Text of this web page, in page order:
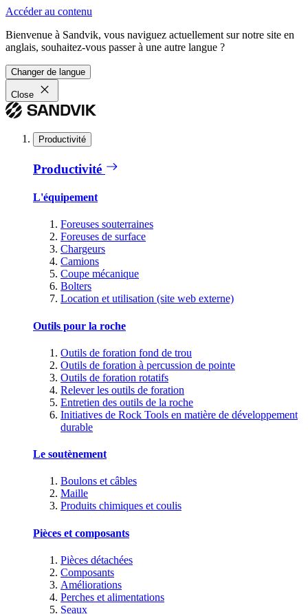
Accéder au contenu
Bienvenue à Sandvik, vous naviguez actuellement sur notre site en
anglais, souhaitez-vous passer à une autre langue ?
Changer de langue
Close
Productivité
Productivité
L'équipement
Foreuses souterraines
Foreuses de surface
Chargeurs
Camions
Coupe mécanique
Bolters
Location et utilisation (site web externe)
Outils pour la roche
Outils de foration fond de trou
Outils de foration à percussion de pointe
Outils de foration rotatifs
Relever les outils de foration
Entretien des outils de la roche
Initiatives de Rock Tools en matière de développement
durable
Le soutènement
Boulons et câbles
Maille
Produits chimiques et coulis
Pièces et composants
Pièces détachées
Composants
Améliorations
Perches et alimentations
Seaux